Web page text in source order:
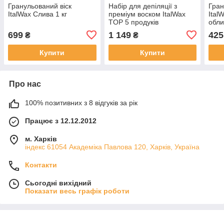
Гранульований віск
ItalWax Слива 1 кг
699 ₴
Купити
Набір для депіляції з
преміум воском ItalWax
TOP 5 продуків
1 149₴
Купити
425
Про нас
100% позитивних з 8 відгуків за рік
Працює з 12.12.2012
м. Харків
індекс 61054 Академіка Павлова 120, Харків, Україна
Контакти
Сьогодні вихідний
Показати весь графік роботи